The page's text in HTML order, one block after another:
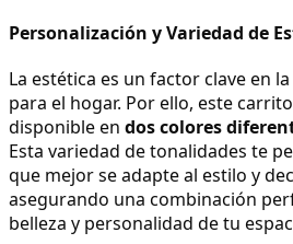
Personalización y Variedad de
La estética es un factor clave en
para el hogar. Por ello, este
disponible en dos colores
Esta variedad de tonalidades te
que mejor se adapte al estilo y
asegurando una combinación
belleza y personalidad de tu